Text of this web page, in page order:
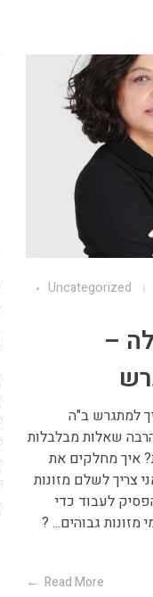
Uncategorized
–
למתגרש ב"ה
שאלות מבלבלות
איך מחלקים את
צריך לשלם מזונות
לעבוד כדי
גבוהים... ?
Read More